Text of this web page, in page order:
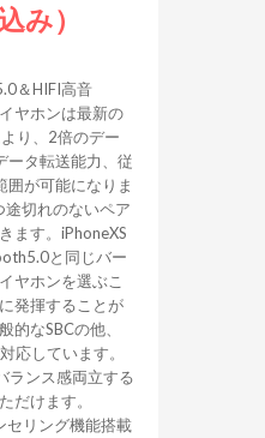
み）
＆HIFI高音
ヤホンは最新の
り、2倍のデー
ータ転送能力、従
囲が可能になりま
途切れのないペア
ます。iPhoneXS
と同じバー
ヤホンを選ぶこ
発揮することが
的なSBCの他、
応しています。
ランス感両立する
だけます。
セリング機能搭載